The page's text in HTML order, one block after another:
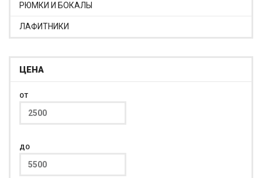
РЮМКИ И БОКАЛЫ
ЛАФИТНИКИ
ЦЕНА
ОТ
ДО